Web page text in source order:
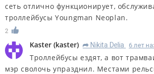
сеть отлично функционирует,
троллейбусы Youngman Neoplan.
2
Kaster (kaster) R Nikita Delia 6 лет
Троллейбусы ездят, а вот
мэр сволочь упразднил. Местами